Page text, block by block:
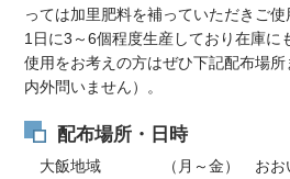
っては加里肥料を補っていただきご使
1日に3～6個程度生産しており在庫に
使用をお考えの方はぜひ下記配布場
内外問いません）。
配布場所・日時
大飯地域 （月～金） おおい